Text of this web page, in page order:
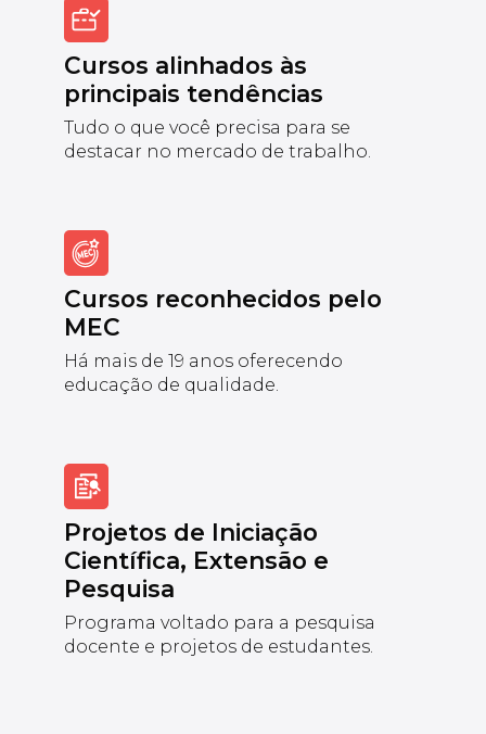
Cursos alinhados às
principais tendências
Tudo o que você precisa para se
destacar no mercado de trabalho.
Cursos reconhecidos pelo
MEC
Há mais de 19 anos oferecendo
educação de qualidade.
Projetos de Iniciação
Científica, Extensão e
Pesquisa
Programa voltado para a pesquisa
docente e projetos de estudantes.